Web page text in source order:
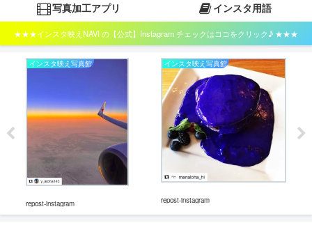
写真加工アプリ
インスタ用語
★★★インスタ映えNAVI の【公式】Instagram チェックはココをクリック♪ ★★★
インスタ映え写真館
repost-instagram
インスタ映え写真館
repost-instagram